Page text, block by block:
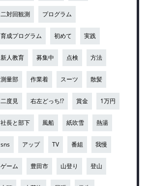
二対回観測 プログラム
育成プログラム 初めて 実践
新人教育 募集中 点検 方法
測量部 作業着 スーツ 散髪
二度見 右左どっち!? 賞金 1万円
社長と部下 風船 紙吹雪 熱湯
sns アップ TV 番組 我慢
ゲーム 豊田市 山登り 登山